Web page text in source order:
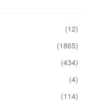
(12)
(1865)
(434)
(4)
(114)